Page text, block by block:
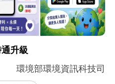
升級
環境部環境資訊科技司